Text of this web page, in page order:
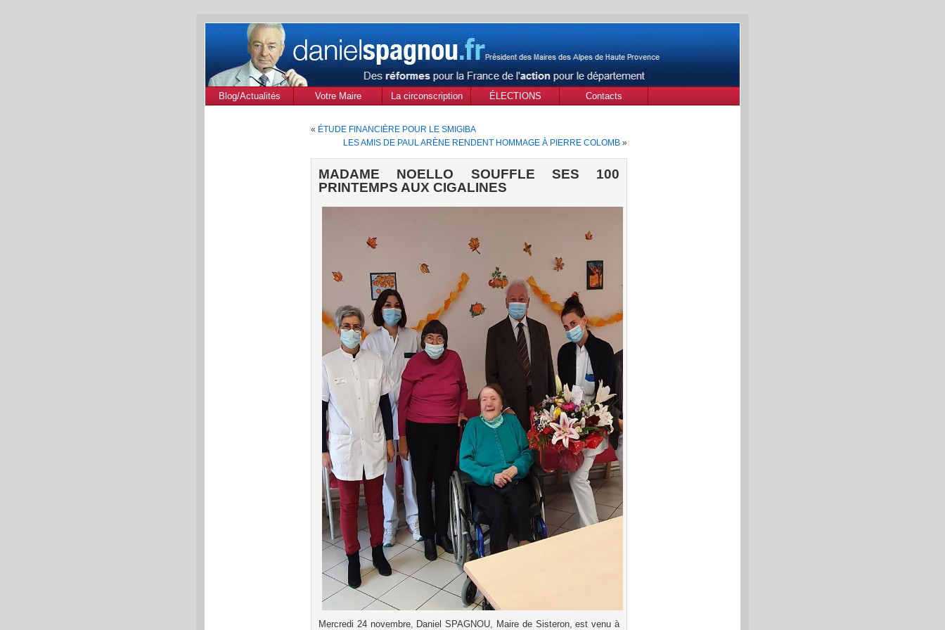
Blog/Actualités Votre Maire
La circonscription
Provence
ÉLECTIONS
Contacts
« ÉTUDE FINANCIÈRE POUR LE SMIGIBA
LES AMIS DE PAUL ARÈNE RENDENT HOMMAGE À PIERRE COLOMB »
MADAME NOELLO SOUFFLE SES 100
PRINTEMPS AUX CIGALINES
Mercredi 24 novembre, Daniel SPAGNOU, Maire de Sisteron, est venu à